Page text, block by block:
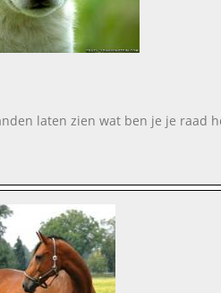
laten zien wat ben je je raad